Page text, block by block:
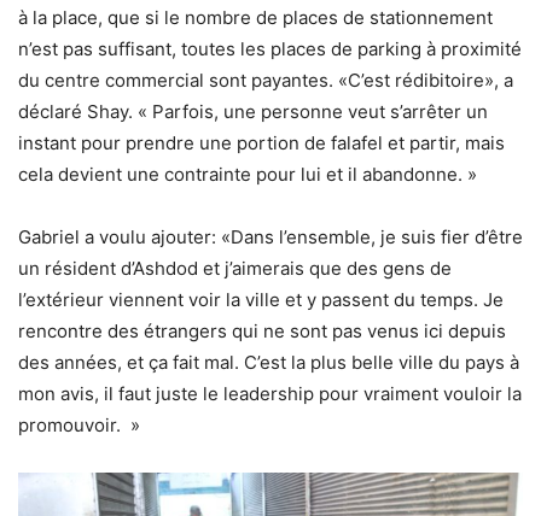
à la place, que si le nombre de places de stationnement
n’est pas suffisant, toutes les places de parking à proximité
du centre commercial sont payantes. «C’est rédibitoire», a
déclaré Shay. « Parfois, une personne veut s’arrêter un
instant pour prendre une portion de falafel et partir, mais
cela devient une contrainte pour lui et il abandonne. »
Gabriel a voulu ajouter: «Dans l’ensemble, je suis fier d’être
un résident d’Ashdod et j’aimerais que des gens de
l’extérieur viennent voir la ville et y passent du temps. Je
rencontre des étrangers qui ne sont pas venus ici depuis
des années, et ça fait mal. C’est la plus belle ville du pays à
mon avis, il faut juste le leadership pour vraiment vouloir la
promouvoir. »